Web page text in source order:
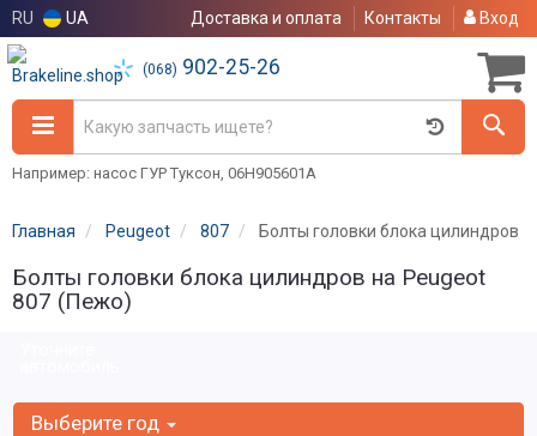
RU UA Доставка и оплата Контакты Вход
(068) 902-25-26
Например: насос ГУР Туксон, 06H905601A
Главная Peugeot 807 Болты головки блока цилиндров
Болты головки блока цилиндров на Peugeot
807 (Пежо)
Выберите год